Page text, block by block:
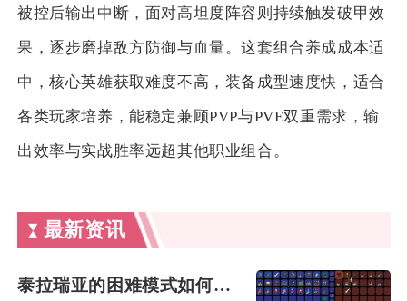
被控后输出中断，面对高坦度阵容则持续触发破甲效
果，逐步磨掉敌方防御与血量。这套组合养成成本适
中，核心英雄获取难度不高，装备成型速度快，适合
各类玩家培养，能稳定兼顾PVP与PVE双重需求，输
出效率与实战胜率远超其他职业组合。
最新资讯
泰拉瑞亚的困难模式如何开启